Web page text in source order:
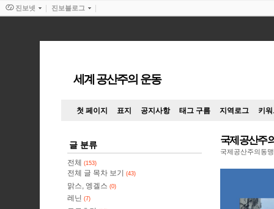
세계 공산주의 운동
첫 페이지 표지 공지사항 태그 구름 지역로그 키
국제공산주
국제공산주의동맹
글 분류
전체 (153)
전체 글 목차 보기 (43)
맑스, 엥겔스 (0)
레닌 (7)
진보넷 진보블로그